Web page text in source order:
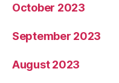
October 2023
September 2023
August 2023